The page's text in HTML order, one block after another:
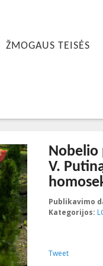
ŽMOGAUS TEISĖS
Nobelio
V.
Publikavimo
Kategorijos:
Tweet